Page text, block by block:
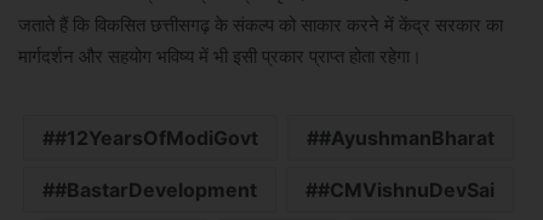
जताते हैं कि विकसित छत्तीसगढ़ के संकल्प को साकार करने में केंद्र सरकार का
मार्गदर्शन और सहयोग भविष्य में भी इसी प्रकार प्राप्त होता रहेगा।
#12YearsOfModiGovt #AyushmanBharat
#BastarDevelopment #CMVishnuDevSai